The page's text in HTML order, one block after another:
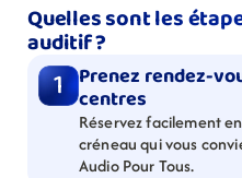
Quelles sont les
auditif ?
1 Prenez rendez-
centres
Réservez facilement
créneau qui vous
Audio Pour Tous.